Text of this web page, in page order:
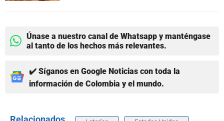
Únase a nuestro canal de Whatsapp y manténgase
al tanto de los hechos más relevantes.
✔️ Síganos en Google Noticias con toda la
información de Colombia y el mundo.